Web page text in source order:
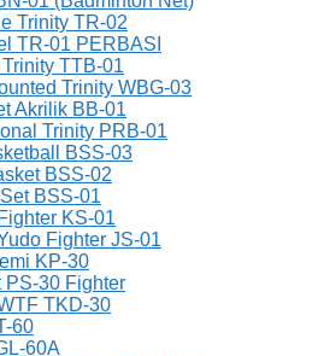
Trinity TR-02
TR-01 PERBASI
TTB-01
Trinity WBG-03
Akrilik BB-01
Trinity PRB-01
BSS-03
BSS-02
BSS-01
KS-01
Fighter JS-01
KP-30
PS-30 Fighter
TKD-30
60
60A